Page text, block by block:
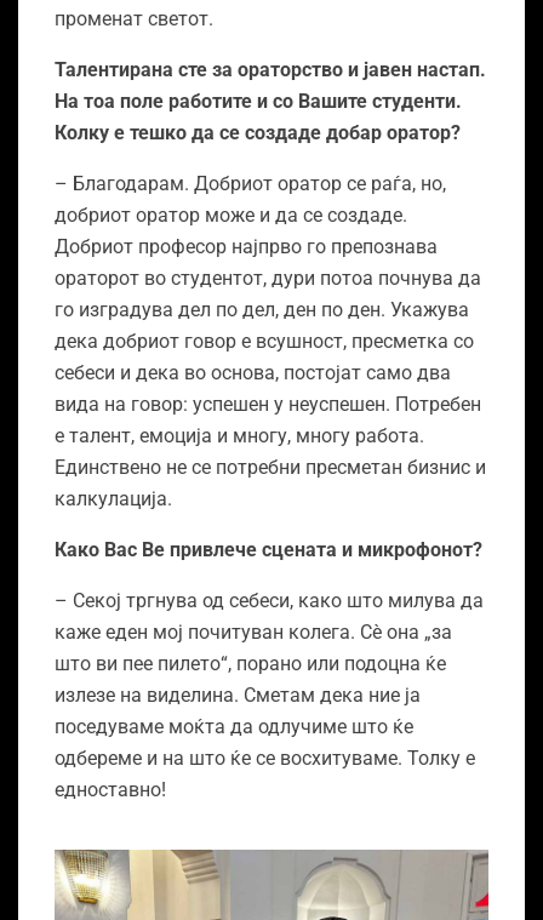
променат светот.
Талентирана сте за ораторство и јавен настап.
На тоа поле работите и со Вашите студенти.
Колку е тешко да се создаде добар оратор?
– Благодарам. Добриот оратор се раѓа, но,
добриот оратор може и да се создаде.
Добриот професор најпрво го препознава
ораторот во студентот, дури потоа почнува да
го изградува дел по дел, ден по ден. Укажува
дека добриот говор е всушност, пресметка со
себеси и дека во основа, постојат само два
вида на говор: успешен у неуспешен. Потребен
е талент, емоција и многу, многу работа.
Единствено не се потребни пресметан бизнис и
калкулација.
Како Вас Ве привлече сцената и микрофонот?
– Секој тргнува од себеси, како што милува да
каже еден мој почитуван колега. Сѐ она „за
што ви пее пилето“, порано или подоцна ќе
излезе на виделина. Сметам дека ние ја
поседуваме моќта да одлучиме што ќе
одбереме и на што ќе се восхитуваме. Толку е
едноставно!